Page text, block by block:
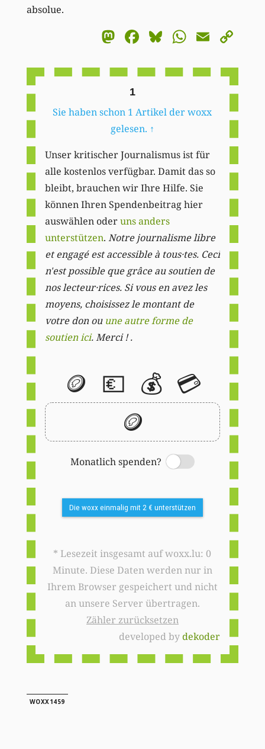
absolue.
Mastodon
Facebook
BlueskyEmail
1
Sie haben schon 1 Artikel der woxx
gelesen. ↑
Unser kritischer Journalismus ist für
alle kostenlos verfügbar. Damit das so
bleibt, brauchen wir Ihre Hilfe. Sie
können Ihren Spendenbeitrag hier
auswählen oderuns anders
unterstützen. Notre journalisme libre
et engagé est accessible à tous·tes. Ceci
n'est possible que grâce au soutien de
nos lecteur·rices. Si vous en avez les
moyens, choisissez le montant de
votre don ou une autre forme de
soutien ici. Merci ! .
🪙 💶 💰 💳
🪙
Monatlich spenden?
Switch
Die woxx einmalig mit 2 € unterstützen
* Lesezeit insgesamt auf woxx.lu: 0
Minute. Diese Daten werden nur in
Ihrem Browser gespeichert und nicht
an unsere Server übertragen.
Zähler zurücksetzen
developed bydekoder
WOXX1459